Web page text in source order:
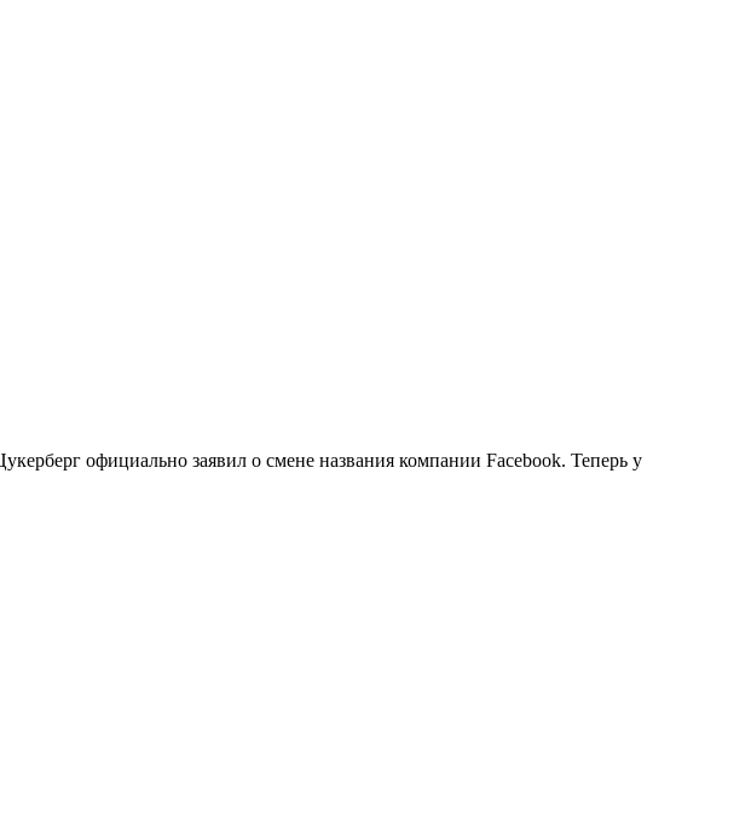
официально заявил о смене названия компании Facebook. Теперь у